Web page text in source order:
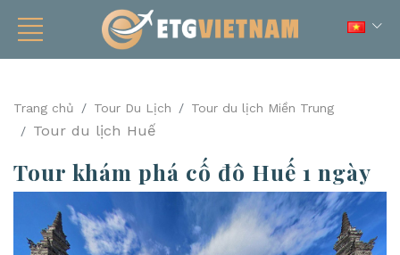
Trang chủ Tour Du Lịch Tour du lịch Miền Trung
Tour du lịch Huế
Tour khám phá cố đô Huế 1 ngày